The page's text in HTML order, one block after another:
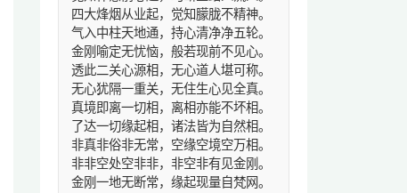
四大烽烟从业起，觉知朦胧不精神。
气入中柱天地通，持心清净净五轮。
金刚喻定无忧恼，般若现前不见心。
透此二关心源相，无心道人堪可称。
无心犹隔一重关，无住生心见全真。
真境即离一切相，离相亦能不坏相。
了达一切缘起相，诸法皆为自然相。
非真非俗非无常，空缘空境空万相。
非非空处空非非，非空非有见金刚。
金刚一地无断常，缘起现量自梵网。